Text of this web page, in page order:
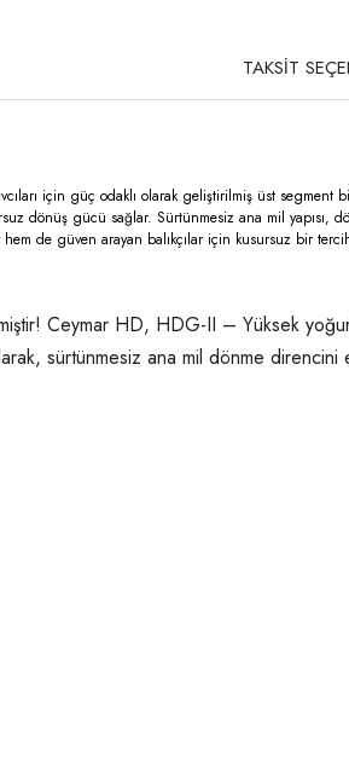
TAKSİT
için güç odaklı olarak geliştirilmiş üst
dönüş gücü sağlar. Sürtünmesiz ana mil
de güven arayan balıkçılar için kusursuz bir
Ceymar HD, HDG-II – Yüksek
sürtünmesiz ana mil dönme